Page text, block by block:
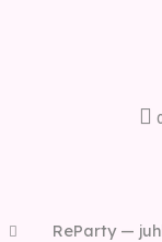
ReParty —